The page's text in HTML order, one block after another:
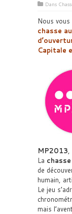
Dans
Nous vous
chasse
Capitale
MP2013,
La
de
humain,
Le jeu
mais